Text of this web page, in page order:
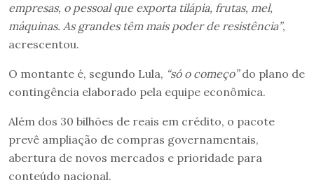
empresas, o pessoal que exporta tilápia, frutas, mel,
máquinas. As grandes têm mais poder de resistência”,
acrescentou.
O montante é, segundo Lula, “só o começo”do plano de
contingência elaborado pela equipe econômica.
Além dos 30 bilhões de reais em crédito, o pacote
prevê ampliação de compras governamentais,
abertura de novos mercados e prioridade para
conteúdo nacional.